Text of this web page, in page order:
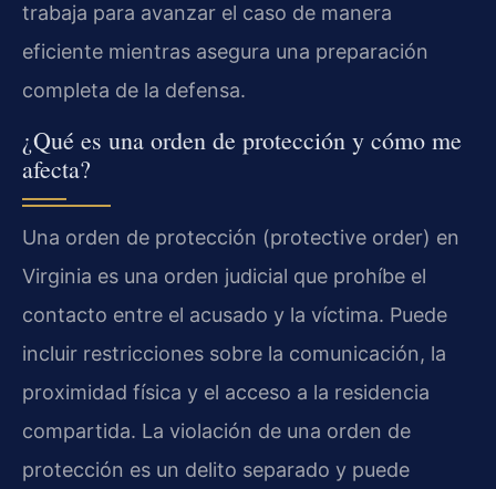
trabaja para avanzar el caso de manera
eficiente mientras asegura una preparación
completa de la defensa.
¿Qué es una orden de protección y cómo me
afecta?
Una orden de protección (protective order) en
Virginia es una orden judicial que prohíbe el
contacto entre el acusado y la víctima. Puede
incluir restricciones sobre la comunicación, la
proximidad física y el acceso a la residencia
compartida. La violación de una orden de
protección es un delito separado y puede